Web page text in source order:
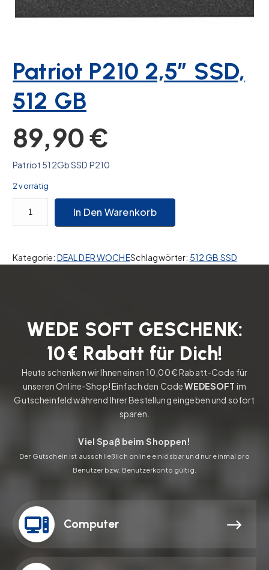
Patriot P210 2,5″ SSD,
512 GB
89,90€
Patriot 512Gb SSD P210
2 vorrätig
Patriot P210 2,5" SSD, 512 GB Menge
In Den Warenkorb
Kategorie: DEAL DER WOCHESchlagwörter: 512 GB SSD
WEDE SOFT GESCHENK:
10€ Rabatt für Dich!
Heute schenken wir Ihnen einen 10,00 € Rabatt-Code für
unseren Online-Shop! Einfach den CodeWEDESOFT im
Gutscheinfeld während Ihrer Bestellung eingeben und sofort
sparen.
Viel Spaß beim Shoppen!
Der Gutschein ist ausschließlich online einlösbar und nur einmal pro
Benutzer bzw. Benutzerkonto gültig.
Computer